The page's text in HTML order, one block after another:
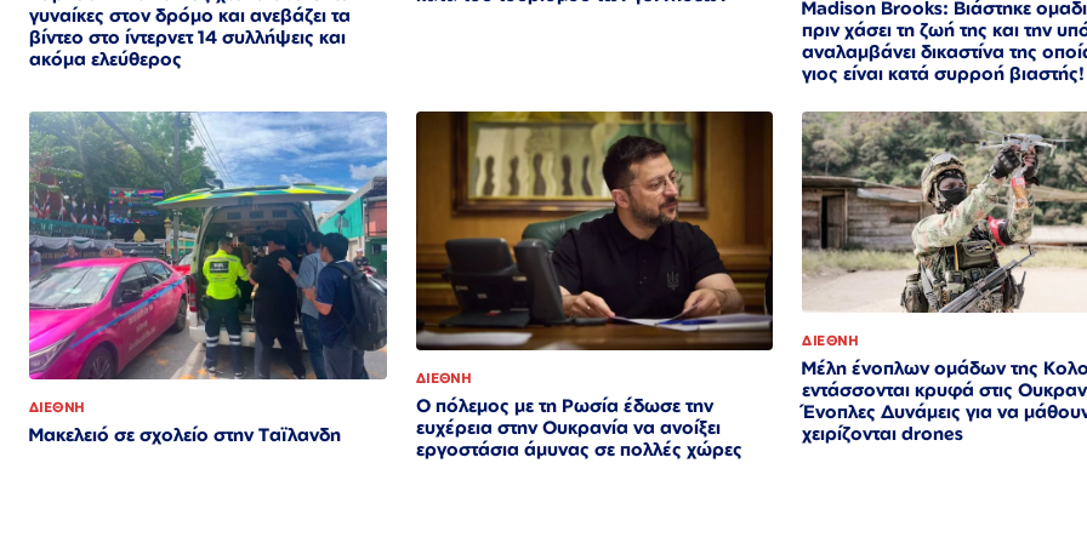
γυναίκες στον δρόμο και ανεβάζει τα
βίντεο στο ίντερνετ 14 συλλήψεις και
ακόμα ελεύθερος​​​​​​​​​​​​​​​​​​​​​​​​​​​​​​​​​​​​​​​​​​​​​​​​​​
Madison Brooks: Βιάστηκε
πριν χάσει τη ζωή της και την
αναλαμβάνει δικαστίνα της
γιος είναι κατά συρροή βιαστής!
ΔΙΕΘΝΗ
Μακελειό σε σχολείο στην Ταϊλανδη
ΔΙΕΘΝΗ
Ο πόλεμος με τη Ρωσία έδωσε την
ευχέρεια στην Ουκρανία να ανοίξει
εργοστάσια άμυνας σε πολλές χώρες
ΔΙΕΘΝΗ
Μέλη ένοπλων ομάδων της
εντάσσονται κρυφά στις
Ένοπλες Δυνάμεις για να
χειρίζονται drones